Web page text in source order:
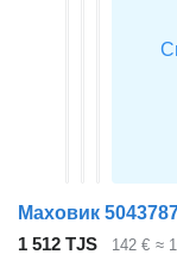
Маховик
1 512 TJS
142 € ≈